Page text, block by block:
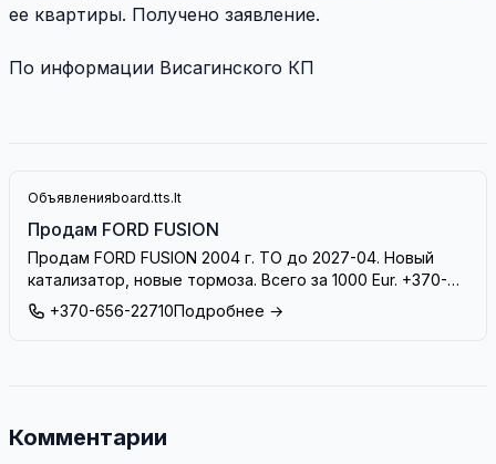
ее квартиры. Получено заявление.
По информации Висагинского КП
Объявленияboard.tts.lt
Продам FORD FUSION
Продам FORD FUSION 2004 г. ТО до 2027-04. Новый
катализатор, новые тормоза. Всего за 1000 Eur. +370-
656-22710
+370-656-22710Подробнее →
Комментарии